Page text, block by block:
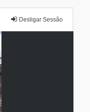
Desligar Sessão